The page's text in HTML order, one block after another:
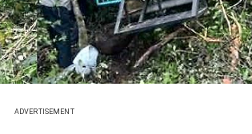
ADVERTISEMENT